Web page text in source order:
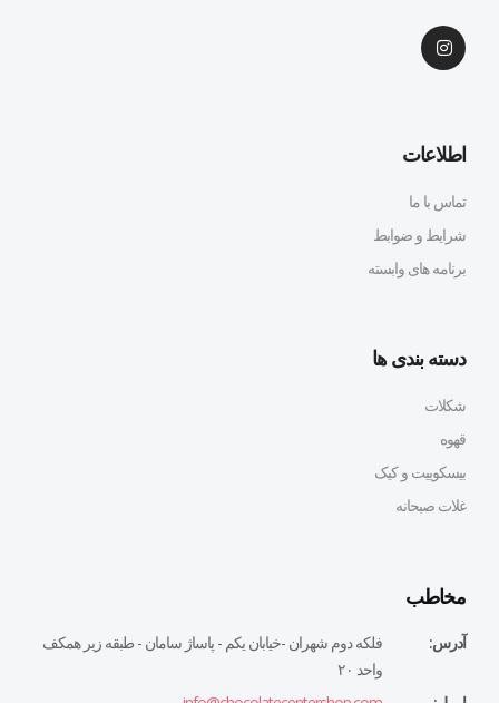
اطلاعات
تماس با ما
شرایط و ضوابط
برنامه های وابسته
دسته بندی ها
شکلات
قهوه
بیسکوییت و کیک
غلات صبحانه
مخاطب
آدرس:
فلكه دوم شهران -خيابان يكم - پاساژ سامان - طبقه زير همكف
واحد ٢٠